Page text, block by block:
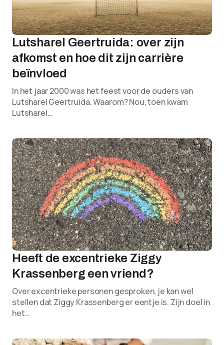
Lutsharel Geertruida: over zijn
afkomst en hoe dit zijn carrière
beïnvloed
In het jaar 2000 was het feest voor de ouders van
Lutsharel Geertruida. Waarom? Nou, toen kwam
Lutsharel…
Heeft de excentrieke Ziggy
Krassenberg een vriend?
Over excentrieke personen gesproken, je kan wel
stellen dat Ziggy Krassenberg er eentje is. Zijn doel in
het…